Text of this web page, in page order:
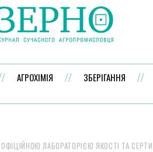
АГРОХІМІЯ ЗБЕРІГАННЯ
ЛАБОРАТОРІЄЮ ЯКОСТІ ТА